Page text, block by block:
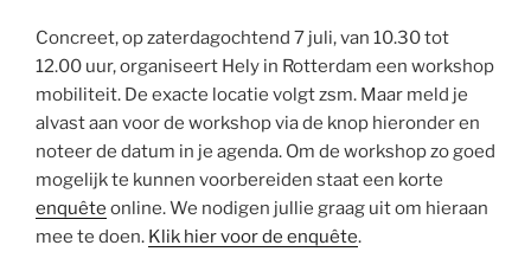
Concreet, op zaterdagochtend 7 juli, van 10.30 tot
12.00 uur, organiseert Hely in Rotterdam een workshop
mobiliteit. De exacte locatie volgt zsm. Maar meld je
alvast aan voor de workshop via de knop hieronder en
noteer de datum in je agenda. Om de workshop zo goed
mogelijk te kunnen voorbereiden staat een korte
enquête online. We nodigen jullie graag uit om hieraan
mee te doen. Klik hier voor de enquête.